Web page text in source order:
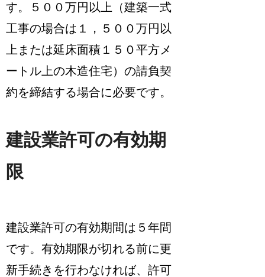
す。
５００万円以上（建築一式
工事の場合は１，５００万円以
上または延床面積１５０平方メ
ートル上の木造住宅）の請負契
約を締結する場合に必要です。
建設業許可の有効期
限
建設業許可の有効期間は５年間
です。有効期限が切れる前に更
新手続き を行わなければ、許可